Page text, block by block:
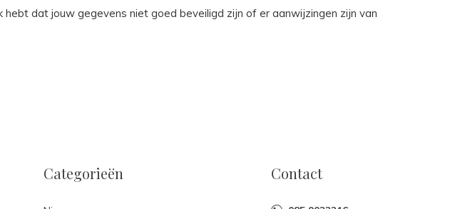
dat jouw gegevens niet goed beveiligd zijn of er aanwijzingen zijn van
Categorieën Contact